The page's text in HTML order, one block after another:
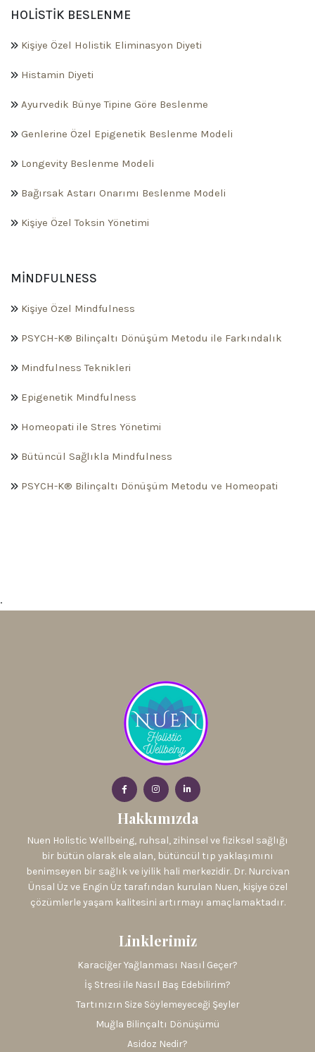
HOLISTIK BESLENME
Kişiye Özel Holistik Eliminasyon Diyeti
Histamin Diyeti
Ayurvedik Bünye Tipine Göre Beslenme
Genlerine Özel Epigenetik Beslenme Modeli
Longevity Beslenme Modeli
Bağırsak Astarı Onarımı Beslenme Modeli
Kişiye Özel Toksin Yönetimi
MINDFULNESS
Kişiye Özel Mindfulness
PSYCH-K® Bilinçaltı Dönüşüm Metodu ile Farkındalık
Mindfulness Teknikleri
Epigenetik Mindfulness
Homeopati ile Stres Yönetimi
Bütüncül Sağlıkla Mindfulness
PSYCH-K® Bilinçaltı Dönüşüm Metodu ve Homeopati
.
Hakkımızda
Nuen Holistic Wellbeing, ruhsal, zihinsel ve fiziksel sağlığı
bir bütün olarak ele alan, bütüncül tıp yaklaşımını
benimseyen bir sağlık ve iyilik hali merkezidir. Dr. Nurcivan
Ünsal Üz ve Engin Üz tarafından kurulan Nuen, kişiye özel
çözümlerle yaşam kalitesini artırmayı amaçlamaktadır.
Linklerimiz
Karaciğer Yağlanması Nasıl Geçer?
İş Stresi ile Nasıl Baş Edebilirim?
Tartınızın Size Söylemeyeceği Şeyler
Muğla Bilinçaltı Dönüşümü
Asidoz Nedir?